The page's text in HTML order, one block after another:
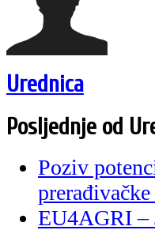
Urednica
Posljednje od
Poziv
EU4AGRI –